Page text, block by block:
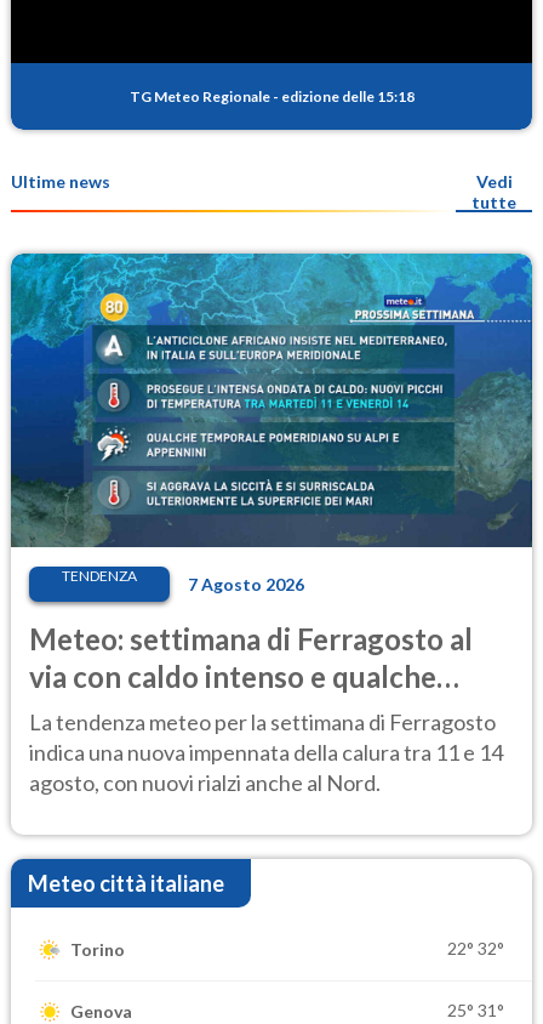
TG Meteo Regionale - edizione delle 15:18
Ultime news
Vedi
tutte
TENDENZA 7 Agosto 2026
Meteo: settimana di Ferragosto al
via con caldo intenso e qualche
temporale
La tendenza meteo per la settimana di Ferragosto
indica una nuova impennata della calura tra 11 e 14
agosto, con nuovi rialzi anche al Nord.
Meteo città italiane
Torino 22° 32°
Genova 25° 31°